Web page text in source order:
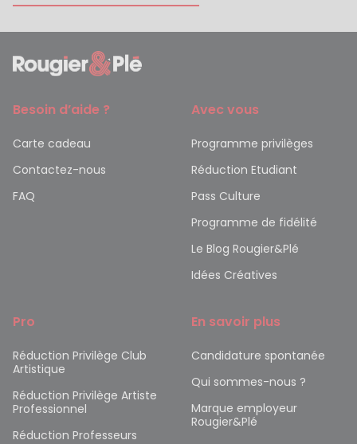
Besoin d’aide ?
Carte cadeau
Contactez-nous
FAQ
Avec vous
Programme privilèges
Réduction Etudiant
Pass Culture
Programme de fidélité
Le Blog Rougier&Plé
Idées Créatives
Pro
Réduction Privilège Club
Artistique
Réduction Privilège Artiste
Professionnel
Réduction Professeurs
En savoir plus
Candidature spontanée
Qui sommes-nous ?
Marque employeur
Rougier&Plé